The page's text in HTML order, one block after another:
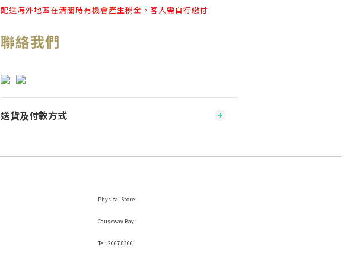
配送海外地區在清關時有機會產生稅金，客人需自行繳付
聯絡我們
送貨及付款方式
Physical Store:
Causeway Bay :
Tel: 2667 8366